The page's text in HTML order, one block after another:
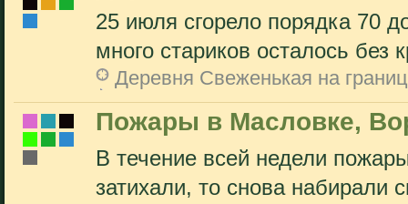
25 июля сгорело порядка 70
много стариков осталось без
Деревня Свеженькая на
Пожары в Масловке,
В течение всей недели
затихали, то снова набирали